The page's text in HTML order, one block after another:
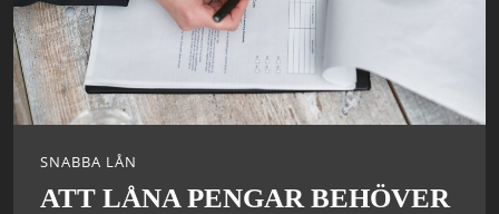
SNABBA LÅN
ATT LÅNA PENGAR BEHÖVER